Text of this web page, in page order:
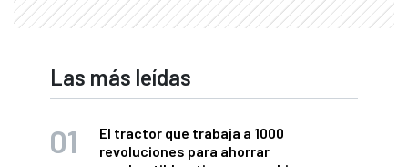
Las más leídas
El tractor que trabaja a 1000
revoluciones para ahorrar